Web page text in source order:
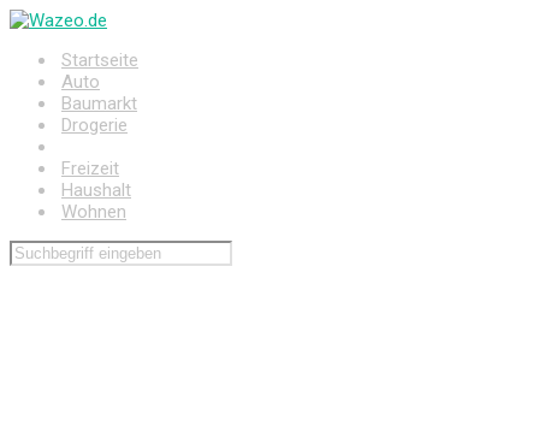
Zum
springenStartseite
Auto
Baumarkt
Drogerie
Freizeit
Haushalt
Wohnen